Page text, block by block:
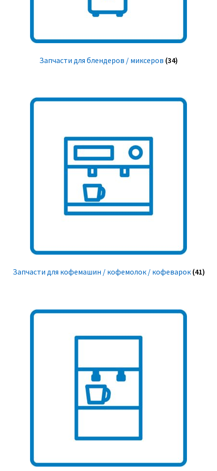
Запчасти для блендеров / миксеров (34)
Запчасти для кофемашин / кофемолок / кофеварок (41)